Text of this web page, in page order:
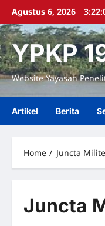
Skip
content
Agustus 6, 2026
YPKP
Website Yayasan
Artikel Berita
Home Juncta
Juncta